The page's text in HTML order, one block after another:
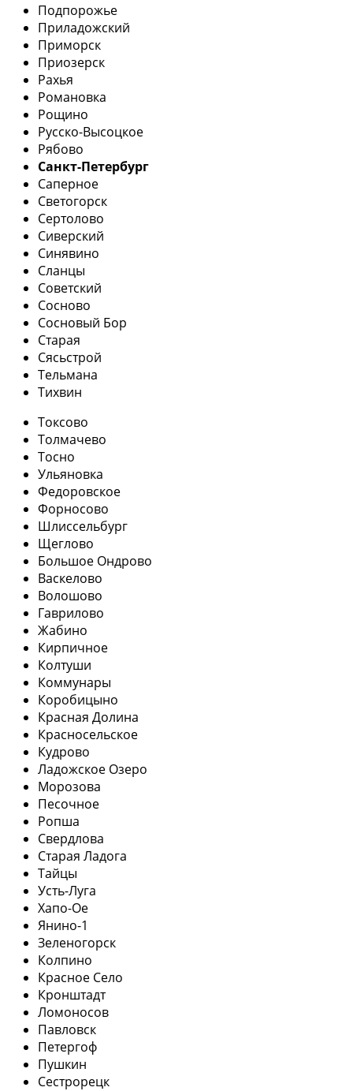
Подпорожье
Приладожский
Приморск
Приозерск
Рахья
Романовка
Рощино
Русско-Высоцкое
Рябово
Санкт-Петербург
Саперное
Светогорск
Сертолово
Сиверский
Синявино
Сланцы
Советский
Сосново
Сосновый Бор
Старая
Сясьстрой
Тельмана
Тихвин
Токсово
Толмачево
Тосно
Ульяновка
Федоровское
Форносово
Шлиссельбург
Щеглово
Большое Ондрово
Васкелово
Волошово
Гаврилово
Жабино
Кирпичное
Колтуши
Коммунары
Коробицыно
Красная Долина
Красносельское
Кудрово
Ладожское Озеро
Морозова
Песочное
Ропша
Свердлова
Старая Ладога
Тайцы
Усть-Луга
Хапо-Ое
Янино-1
Зеленогорск
Колпино
Красное Село
Кронштадт
Ломоносов
Павловск
Петергоф
Пушкин
Сестрорецк